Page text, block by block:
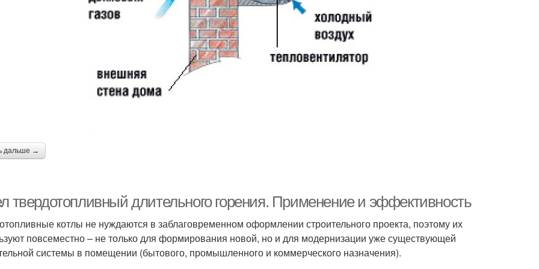
дальше →
твердотопливный длительного горения. Применение и эффективность
котлы не нуждаются в заблаговременном оформлении строительного проекта, поэтому их
повсеместно – не только для формирования новой, но и для модернизации уже существующей
системы в помещении (бытового, промышленного и коммерческого назначения).